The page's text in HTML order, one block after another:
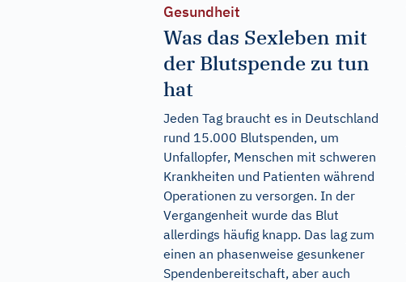
Gesundheit
Was das Sexleben mit
der Blutspende zu tun
hat
Jeden Tag braucht es in Deutschland
rund 15.000 Blutspenden, um
Unfallopfer, Menschen mit schweren
Krankheiten und Patienten während
Operationen zu versorgen. In der
Vergangenheit wurde das Blut
allerdings häufig knapp. Das lag zum
einen an phasenweise gesunkener
Spendenbereitschaft, aber auch